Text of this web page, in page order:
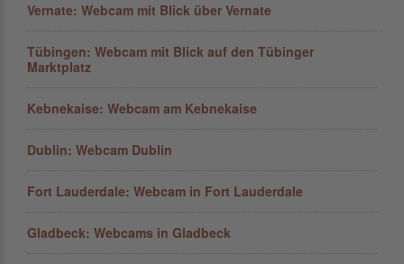
Vernate: Webcam mit Blick über Vernate
Tübingen: Webcam mit Blick auf den Tübinger
Marktplatz
Kebnekaise: Webcam am Kebnekaise
Dublin: Webcam Dublin
Fort Lauderdale: Webcam in Fort Lauderdale
Gladbeck: Webcams in Gladbeck